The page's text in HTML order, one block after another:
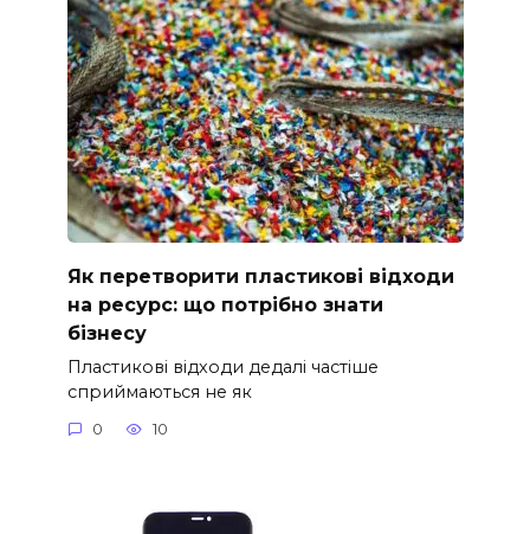
Як перетворити пластикові відходи
на ресурс: що потрібно знати
бізнесу
Пластикові відходи дедалі частіше
сприймаються не як
0 10